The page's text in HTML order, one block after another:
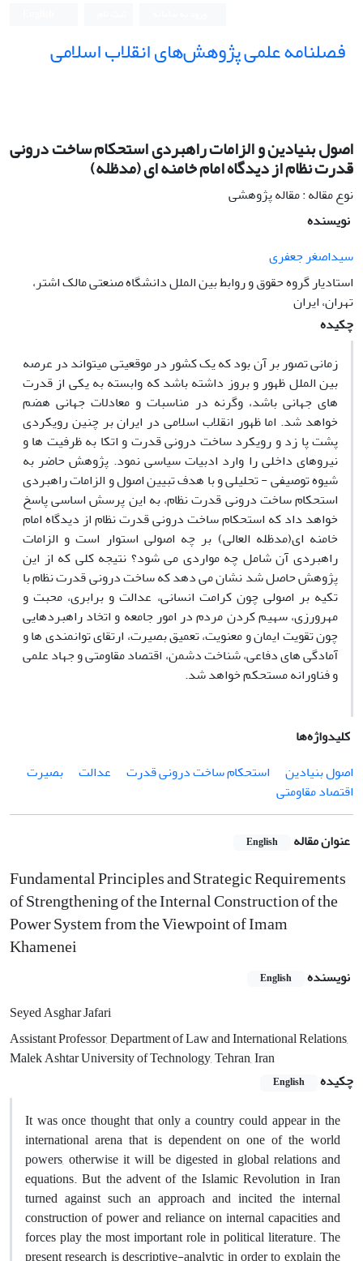
فصلنامه علمی پژوهش‌های انقلاب اسلامی
اصول بنیادین و الزامات راهبردی استحکام ساخت درونی
قدرت نظام از دیدگاه امام خامنه ای (مدظله)
نوع مقاله : مقاله پژوهشی
نویسنده
سیداصغر جعفری
استادیار گروه حقوق و روابط بین الملل دانشگاه صنعتی مالک اشتر،
تهران، ایران
چکیده
زمانی تصور بر آن بود که یک کشور در موقعیتی میتواند در عرصه
بین الملل ظهور و بروز داشته باشد که وابسته به یکی از قدرت
های جهانی باشد، وگرنه در مناسبات و معادلات جهانی هضم
خواهد شد. اما ظهور انقلاب اسلامی در ایران بر چنین رویکردی
پشت پا زد و رویکرد ساخت درونی قدرت و اتکا به ظرفیت ها و
نیروهای داخلی را وارد ادبیات سیاسی نمود. پژوهش حاضر به
شیوه توصیفی - تحلیلی و با هدف تبیین اصول و الزامات راهبردی
استحکام ساخت درونی قدرت نظام، به این پرسش اساسی پاسخ
خواهد داد که استحکام ساخت درونی قدرت نظام از دیدگاه امام
خامنه ای(مدظله العالی) بر چه اصولی استوار است و الزامات
راهبردی آن شامل چه مواردی می شود؟ نتیجه کلی که از این
پژوهش حاصل شد نشان می دهد که ساخت درونی قدرت نظام با
تکیه بر اصولی چون کرامت انسانی، عدالت و برابری، محبت و
مهرورزی، سهیم کردن مردم در امور جامعه و اتخاد راهبردهایی
چون تقویت ایمان و معنویت، تعمیق بصیرت، ارتقای توانمندى ها و
آمادگی های دفاعى، شناخت دشمن، اقتصاد مقاومتی و جهاد علمی
و فناورانه مستحکم خواهد شد.
کلیدواژه‌ها
اصول بنیادین
استحکام ساخت درونی قدرت عدالت
بصیرت
اقتصاد مقاومتی
عنوان مقاله English
Fundamental Principles and Strategic Requirements
of Strengthening of the Internal Construction of the
Power System from the Viewpoint of Imam
Khamenei
نویسنده English
Seyed Asghar Jafari
Assistant Professor, Department of Law and International Relations,
Malek Ashtar University of Technology, Tehran, Iran
چکیده
English
It was once thought that only a country could appear in the
international arena that is dependent on one of the world
powers, otherwise it will be digested in global relations and
equations. But the advent of the Islamic Revolution in Iran
turned against such an approach and incited the internal
construction of power and reliance on internal capacities and
forces play the most important role in political literature. The